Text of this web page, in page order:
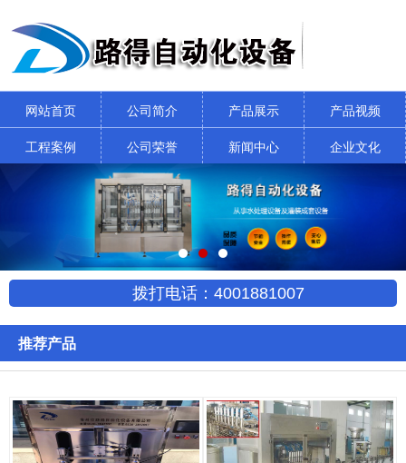
网站首页 公司简介 产品展示
产品视频
工程案例
公司荣誉 新闻中心 企业文化
拨打电话：4001881007
推荐产品